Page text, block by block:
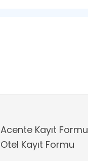
Acente Kayıt Formu
Otel Kayıt Formu